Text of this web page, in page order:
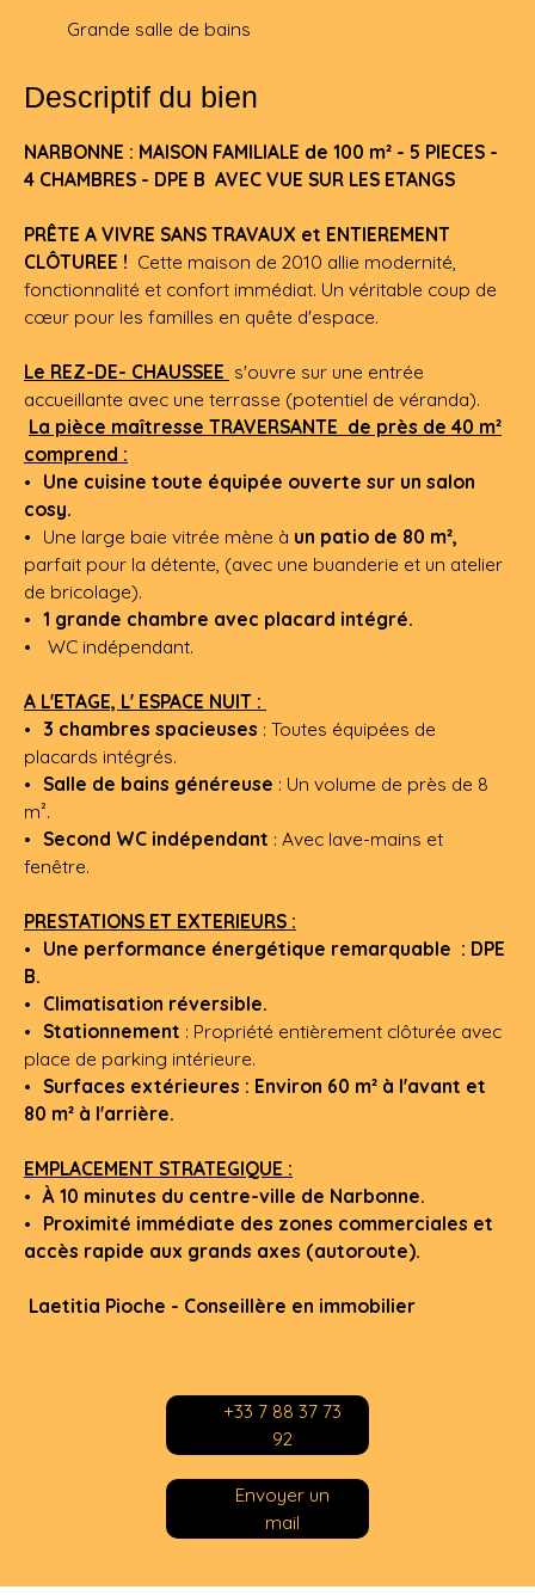
Grande salle de bains
Descriptif du bien
NARBONNE : MAISON FAMILIALE de 100 m² - 5 PIECES -
4 CHAMBRES - DPE B AVEC VUE SUR LES ETANGS
PRÊTE A VIVRE SANS TRAVAUX et ENTIEREMENT
CLÔTUREE ! Cette maison de 2010 allie modernité,
fonctionnalité et confort immédiat. Un véritable coup de
cœur pour les familles en quête d'espace.
Le REZ-DE- CHAUSSEE s'ouvre sur une entrée
accueillante avec une terrasse (potentiel de véranda).
La pièce maîtresse TRAVERSANTE de près de 40 m²
comprend :
Une cuisine toute équipée ouverte sur un salon
cosy.
Une large baie vitrée mène à un patio de 80 m²,
parfait pour la détente, (avec une buanderie et un atelier
de bricolage).
1 grande chambre avec placard intégré.
WC indépendant.
A L'ETAGE, L' ESPACE NUIT :
3 chambres spacieuses : Toutes équipées de
placards intégrés.
Salle de bains généreuse : Un volume de près de 8
m².
Second WC indépendant : Avec lave-mains et
fenêtre.
PRESTATIONS ET EXTERIEURS :
Une performance énergétique remarquable : DPE
B.
Climatisation réversible.
Stationnement : Propriété entièrement clôturée avec
place de parking intérieure.
Surfaces extérieures : Environ 60 m² à l'avant et
80 m² à l'arrière.
EMPLACEMENT STRATEGIQUE :
À 10 minutes du centre-ville de Narbonne.
Proximité immédiate des zones commerciales et
accès rapide aux grands axes (autoroute).
Laetitia Pioche - Conseillère en immobilier
+33 7 88 37 73
92
Envoyer un
mail